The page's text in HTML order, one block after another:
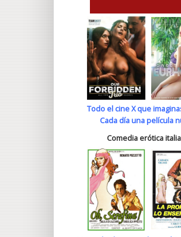
Todo el cine X que
Cada día una película
Comedia erótica